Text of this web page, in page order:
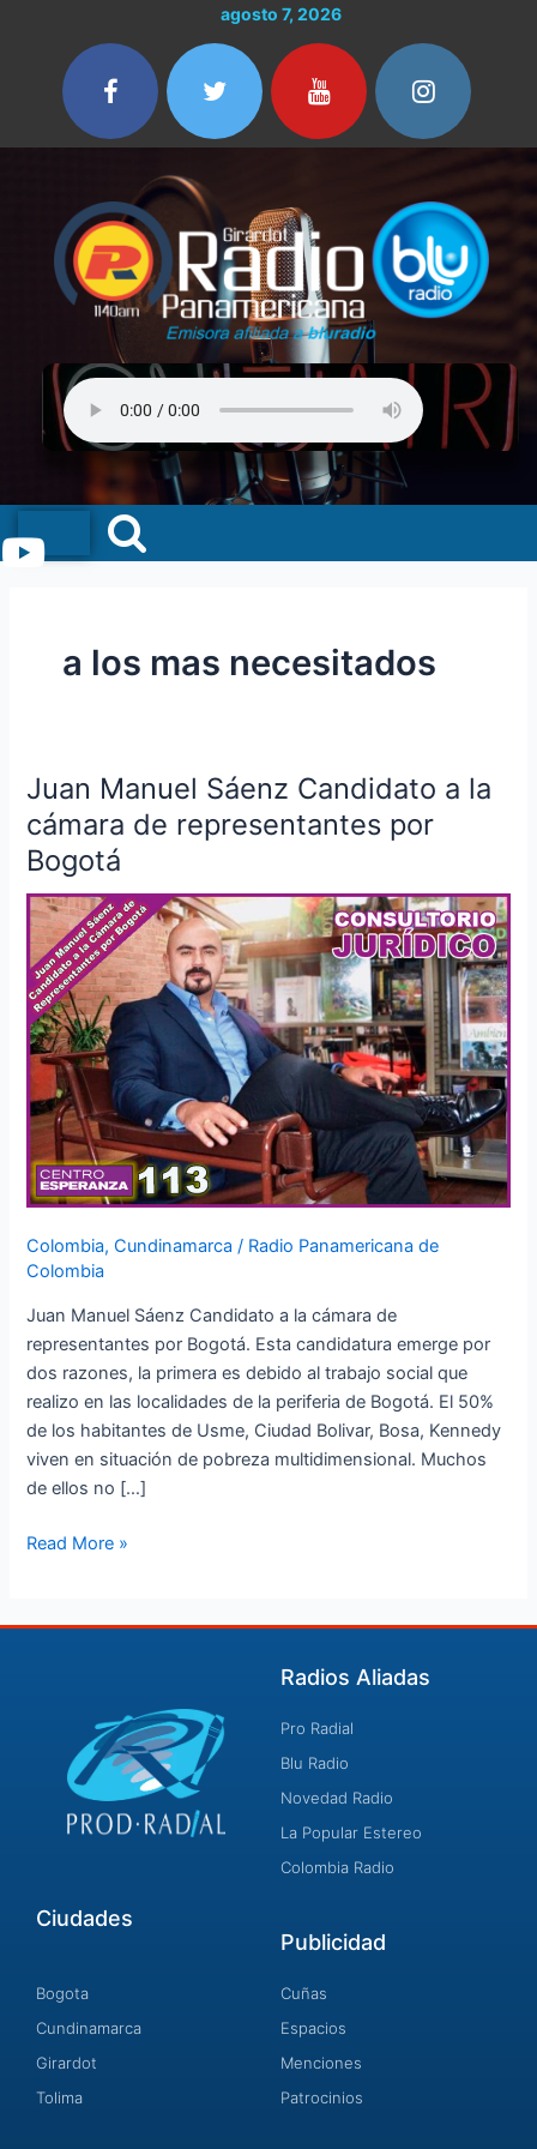
contenido
agosto 7, 2026
Menu
a los mas necesitados
Juan Manuel Sáenz Candidato a la
cámara de representantes por
Bogotá
Colombia,Cundinamarca / Radio Panamericana de
Colombia
Juan Manuel Sáenz Candidato a la cámara de
representantes por Bogotá. Esta candidatura emerge por
dos razones, la primera es debido al trabajo social que
realizo en las localidades de la periferia de Bogotá. El 50%
de los habitantes de Usme, Ciudad Bolivar, Bosa, Kennedy
viven en situación de pobreza multidimensional. Muchos
de ellos no […]
Juan
Manuel
Sáenz
Candidato
a
la
cámara
de
representantes
por
Bogotá
Read More »
Radios Aliadas
Pro Radial
Blu Radio
Novedad Radio
La Popular Estereo
Colombia Radio
Ciudades
Bogota
Cundinamarca
Girardot
Tolima
Publicidad
Cuñas
Espacios
Menciones
Patrocinios